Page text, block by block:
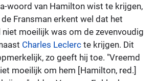
woord van Hamilton wist te krijgen,
Fransman erkent wel dat het
moeilijk was om de zevenvoudig
Charles Leclerc te krijgen. Dit
zo geeft hij toe. "Vreemd
moeilijk om hem [Hamilton, red.]